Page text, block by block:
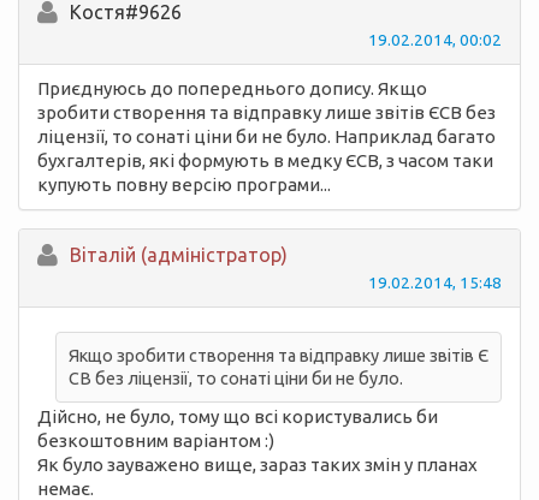
Костя#9626
19.02.2014, 00:02
Приєднуюсь до попереднього допису. Якщо
зробити створення та відправку лише звітів ЄСВ без
ліцензії, то сонаті ціни би не було. Наприклад багато
бухгалтерів, які формують в медку ЄСВ, з часом таки
купують повну версію програми...
Вiталій (адміністратор)
19.02.2014, 15:48
Якщо зробити створення та відправку лише звітів Є
СВ без ліцензії, то сонаті ціни би не було.
Дійсно, не було, тому що всі користувались би
безкоштовним варіантом :)
Як було зауважено вище, зараз таких змін у планах
немає.